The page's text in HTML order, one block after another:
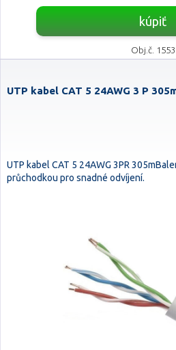
kúpiť
Obj.č. 1553
UTP kabel CAT 5 24AWG 3 P
UTP kabel CAT 5 24AWG 3PR
průchodkou pro snadné odvíjení.